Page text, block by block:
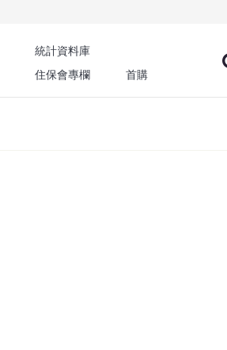
統計資料庫
住保會專欄 首購